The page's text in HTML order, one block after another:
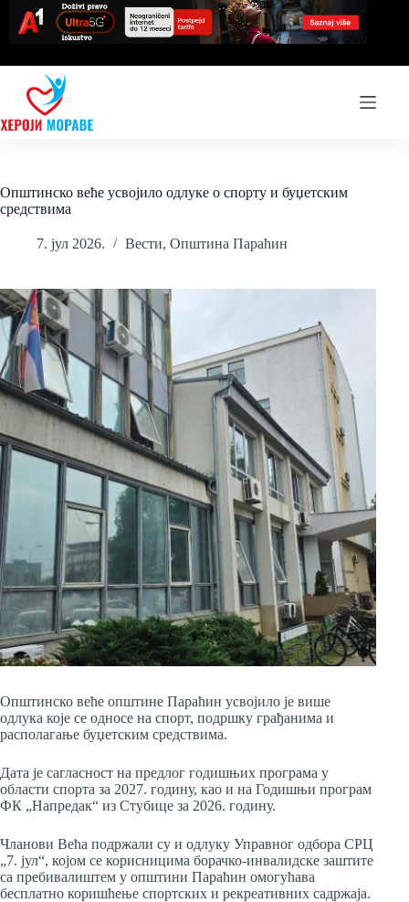
content
Општинско веће усвојило одлуке о спорту и буџетским
средствима
7. јул 2026. Вести, Општина Параћин
Општинско веће општине Параћин усвојило је више
одлука које се односе на спорт, подршку грађанима и
располагање буџетским средствима.
Дата је сагласност на предлог годишњих програма у
области спорта за 2027. годину, као и на Годишњи програм
ФК „Напредак“ из Стубице за 2026. годину.
Чланови Већа подржали су и одлуку Управног одбора СРЦ
„7. јул“, којом се корисницима борачко-инвалидске заштите
са пребивалиштем у општини Параћин омогућава
бесплатно коришћење спортских и рекреативних садржаја.